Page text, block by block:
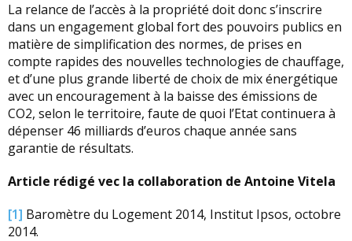
La relance de l’accès à la propriété doit donc s’inscrire
dans un engagement global fort des pouvoirs publics en
matière de simplification des normes, de prises en
compte rapides des nouvelles technologies de chauffage,
et d’une plus grande liberté de choix de mix énergétique
avec un encouragement à la baisse des émissions de
CO2, selon le territoire, faute de quoi l’Etat continuera à
dépenser 46 milliards d’euros chaque année sans
garantie de résultats.
Article rédigé vec la collaboration de Antoine Vitela
[1] Baromètre du Logement 2014, Institut Ipsos, octobre
2014.